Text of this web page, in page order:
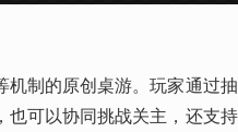
制的原创桌游。玩家通过
可以协同挑战关主，还支